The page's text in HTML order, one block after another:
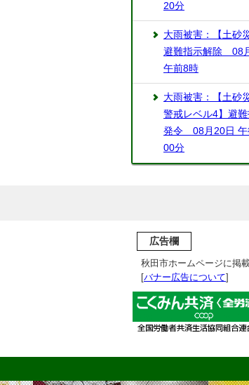
20分
大雨被害：【土砂
避難指示解除 08
午前8時
大雨被害：【土砂
警戒レベル4】避
発令 08月20日 午
00分
広告欄
秋田市ホームページに掲
[バナー広告について]